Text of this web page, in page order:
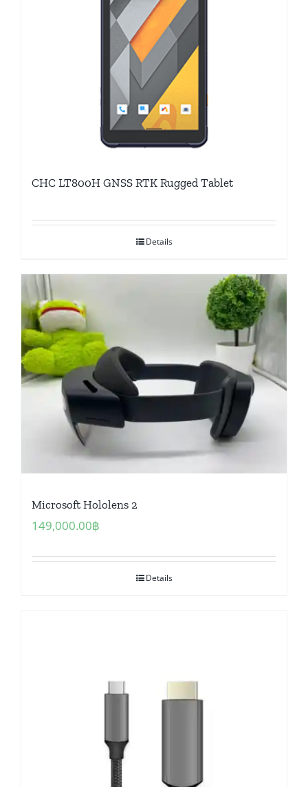
CHC LT800H GNSS RTK Rugged Tablet
Details
Microsoft Hololens 2
149,000.00฿
Details